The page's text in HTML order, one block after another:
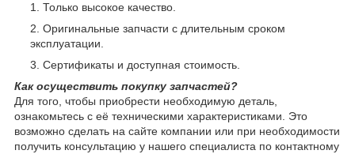
Только высокое качество.
Оригинальные запчасти с длительным сроком
эксплуатации.
Сертификаты и доступная стоимость.
Как осуществить покупку запчастей?
Для того, чтобы приобрести необходимую деталь,
ознакомьтесь с её техническими характеристиками. Это
возможно сделать на сайте компании или при необходимости
получить консультацию у нашего специалиста по контактному